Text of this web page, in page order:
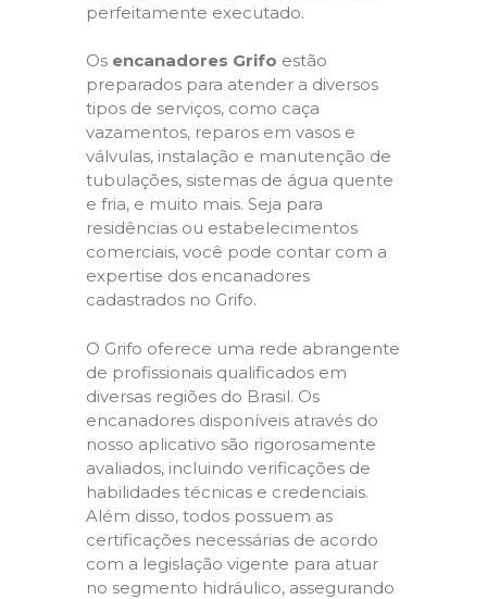
perfeitamente executado.
Os encanadores Grifo estão
preparados para atender a diversos
tipos de serviços, como caça
vazamentos, reparos em vasos e
válvulas, instalação e manutenção de
tubulações, sistemas de água quente
e fria, e muito mais. Seja para
residências ou estabelecimentos
comerciais, você pode contar com a
expertise dos encanadores
cadastrados no Grifo.
O Grifo oferece uma rede abrangente
de profissionais qualificados em
diversas regiões do Brasil. Os
encanadores disponíveis através do
nosso aplicativo são rigorosamente
avaliados, incluindo verificações de
habilidades técnicas e credenciais.
Além disso, todos possuem as
certificações necessárias de acordo
com a legislação vigente para atuar
no segmento hidráulico, assegurando